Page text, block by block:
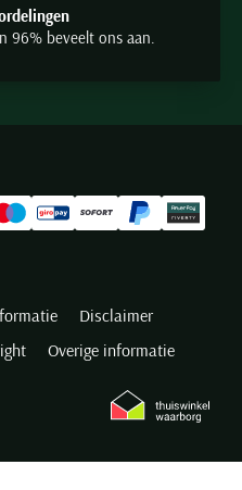
96% beveelt ons aan.
Disclaimer
Overige informatie